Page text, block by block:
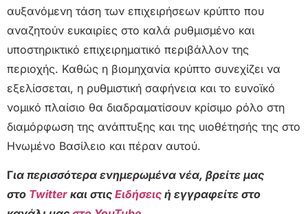
αυξανόμενη τάση των επιχειρήσεων κρύπτο που
αναζητούν ευκαιρίες στο καλά ρυθμισμένο και
υποστηρικτικό επιχειρηματικό περιβάλλον της
περιοχής. Καθώς η βιομηχανία κρύπτο συνεχίζει να
εξελίσσεται, η ρυθμιστική σαφήνεια και το ευνοϊκό
νομικό πλαίσιο θα διαδραματίσουν κρίσιμο ρόλο στη
διαμόρφωση της ανάπτυξης και της υιοθέτησής της στο
Ηνωμένο Βασίλειο και πέραν αυτού.
Για περισσότερα ενημερωμένα νέα, βρείτε μας
στο Twitter και στις Ειδήσεις ή εγγραφείτε στο